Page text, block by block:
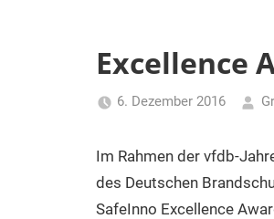
Excellence
6. Dezember 2016
Im Rahmen der vfdb-
des Deutschen
SafeInno Excellence